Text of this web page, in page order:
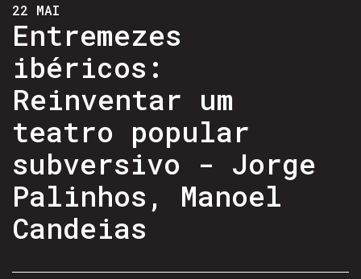
22 MAI
Entremezes
ibéricos:
Reinventar um
teatro popular
subversivo - Jorge
Palinhos, Manoel
Candeias